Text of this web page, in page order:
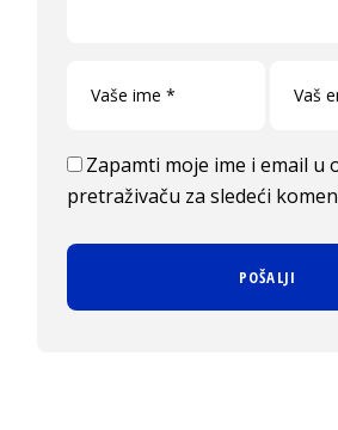
Zapamti moje ime i email u
pretraživaču za sledeći